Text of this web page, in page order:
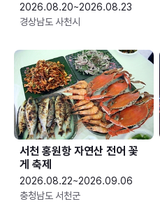
2026.08.20~2026.08.23
경상남도 사천시
서천 홍원항 자연산 전어 꽃
게 축제
2026.08.22~2026.09.06
충청남도 서천군